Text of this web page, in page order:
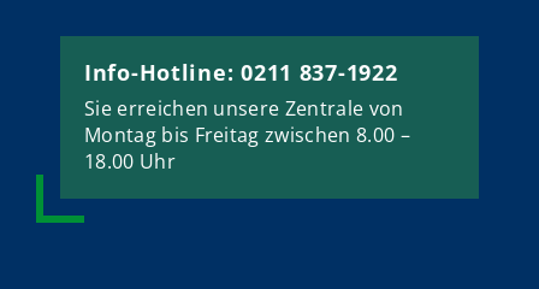
Info-Hotline: 0211 837-1922
Sie erreichen unsere Zentrale von
Montag bis Freitag zwischen 8.00 –
18.00 Uhr